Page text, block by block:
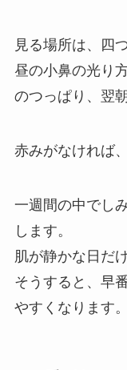
見る場所は、四
昼の小鼻の光り
のつっぱり、翌
赤みがなければ
一週間の中でし
します。
肌が静かな日だ
そうすると、早
やすくなります。